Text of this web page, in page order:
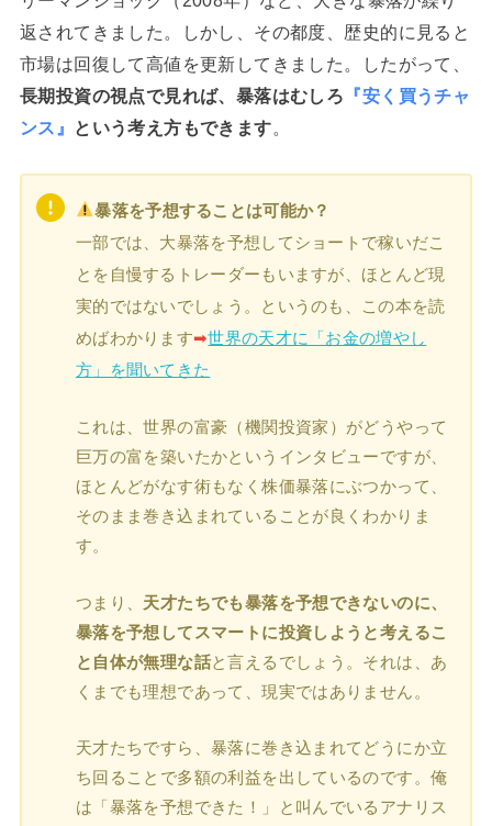
返されてきました。しかし、その都度、歴史的に見ると
市場は回復して高値を更新してきました。したがって、
長期投資の視点で見れば、暴落はむしろ 『安く買うチャ
ンス』
という考え方もできます。
暴落を予想することは可能か？
一部では、大暴落を予想してショートで稼いだこ
とを自慢するトレーダーもいますが、ほとんど現
実的ではないでしょう。というのも、この本を読
めばわかります➡︎世界の天才に「お金の増やし
方」を聞いてきた
これは、世界の富豪（機関投資家）がどうやって
巨万の富を築いたかというインタビューですが、
ほとんどがなす術もなく株価暴落にぶつかって、
そのまま巻き込まれていることが良くわかりま
す。
つまり、 天才たちでも暴落を予想できないのに、
暴落を予想してスマートに投資しようと考えるこ
と自体が無理な話と言えるでしょう。それは、あ
くまでも理想であって、現実ではありません。
天才たちですら、暴落に巻き込まれてどうにか立
ち回ることで多額の利益を出しているのです。俺
は「暴落を予想できた！」と叫んでいるアナリス